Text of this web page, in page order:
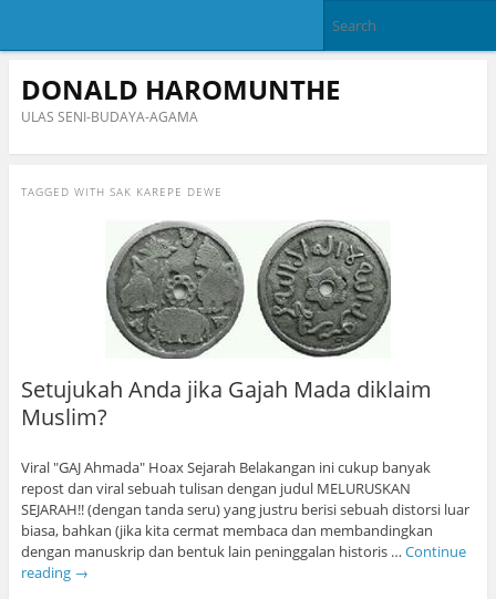
DONALD HAROMUNTHE
ULAS SENI-BUDAYA-AGAMA
TAGGED WITH SAK KAREPE DEWE
Setujukah Anda jika Gajah Mada diklaim
Muslim?
Viral "GAJ Ahmada" Hoax Sejarah Belakangan ini cukup banyak
repost dan viral sebuah tulisan dengan judul MELURUSKAN
SEJARAH!! (dengan tanda seru) yang justru berisi sebuah distorsi luar
biasa, bahkan (jika kita cermat membaca dan membandingkan
dengan manuskrip dan bentuk lain peninggalan historis … Continue
reading →